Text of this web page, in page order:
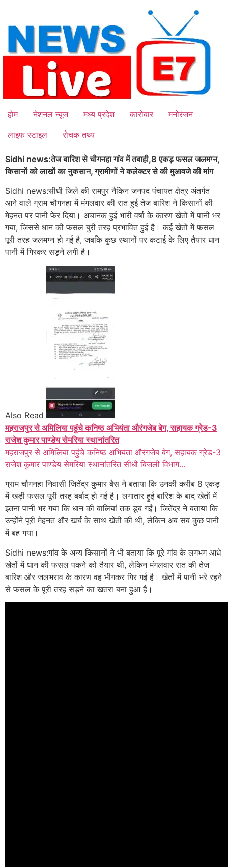
content
होम नेशनल न्यूज मध्य प्रदेश कारोबार
मनोरंजन
लाइफ स्टाइल
रोचक तथ्य
Sidhi news:तेज बारिश से चौगनहा गांव में तबाही,8 एकड़ फसल जलमग्न,
किसानों को लाखों का नुकसान, ग्रामीणों ने कलेक्टर से की मुआवजे की मांग
Sidhi news:सीधी जिले की रामपुर नैकिन जनपद पंचायत क्षेत्र अंतर्गत
आने वाले ग्राम चौगनहा में मंगलवार की रात हुई तेज बारिश ने किसानों की
मेहनत पर पानी फेर दिया। अचानक हुई भारी वर्षा के कारण खेतों में पानी भर
गया, जिससे धान की फसल बुरी तरह प्रभावित हुई है। कई खेतों में फसल
पूरी तरह जलमग्न हो गई है, जबकि कुछ स्थानों पर कटाई के लिए तैयार धान
पानी में गिरकर सड़ने लगी है।
Also Read
महराजपुर से अमिलिया पहुंचे कनिष्ठ अभियंता औरंगजेब बेग, सहायक ग्रेड-3
राजेश कुमार पाण्डेय सेमरिया स्थानांतरित
महराजपुर से अमिलिया पहुंचे कनिष्ठ अभियंता औरंगजेब बेग, सहायक ग्रेड-3
राजेश कुमार पाण्डेय सेमरिया स्थानांतरित सीधी बिजली विभाग...
ग्राम चौगनहा निवासी जितेंद्र कुमार बैस ने बताया कि उनकी करीब 8 एकड़
में खड़ी फसल पूरी तरह बर्बाद हो गई है। लगातार हुई बारिश के बाद खेतों में
इतना पानी भर गया कि धान की बालियां तक डूब गईं। जितेंद्र ने बताया कि
उन्होंने पूरी मेहनत और खर्च के साथ खेती की थी, लेकिन अब सब कुछ पानी
में बह गया।
Sidhi news:गांव के अन्य किसानों ने भी बताया कि पूरे गांव के लगभग आधे
खेतों में धान की फसल पकने को तैयार थी, लेकिन मंगलवार रात की तेज
बारिश और जलभराव के कारण वह भीगकर गिर गई है। खेतों में पानी भरे रहने
से फसल के पूरी तरह सड़ने का खतरा बना हुआ है।